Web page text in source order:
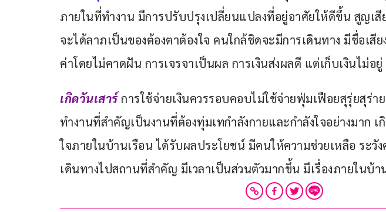
ภายในที่ทำงาน มีการปรับปรุงเปลี่ยนแปลงที่อยู่อาศัยให้ดีขึ้น สูญเสี
จะได้ลาภเป็นของต้องตาต้องใจ คนใกล้ชิดจะมีการเดินทาง มีชื่อเสี
ค่าโดยไม่คาดฝัน การเจรจาเป็นผล การเงินส่งผลดี แต่เก็บเงินไม่อ
เกิดวันเสาร์ การใช้จ่ายเงินควรรอบคอบไม่ใช้จ่ายฟุ่มเฟือยสุรุ่ยสุร่า
ทำงานที่สำคัญเป็นงานที่ต้องทุ่มเทกำลังกายและกำลังใจอย่างมาก เ
ใจภายในบ้านเรือน ได้รับผลประโยชน์ มีคนให้ความช่วยเหลือ ระ
เดินทางไปสถานที่สำคัญ มีเวลาเป็นส่วนตัวมากขึ้น มีเรื่องภายในบ้า